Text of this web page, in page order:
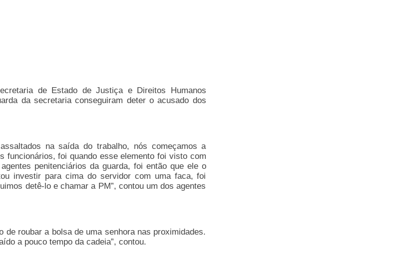
de Estado de Justiça e Direitos Humanos
da secretaria conseguiram deter o acusado dos
na saída do trabalho, nós começamos a
foi quando esse elemento foi visto com
penitenciários da guarda, foi então que ele o
investir para cima do servidor com uma faca, foi
detê-lo e chamar a PM”, contou um dos agentes
roubar a bolsa de uma senhora nas proximidades.
a pouco tempo da cadeia”, contou.